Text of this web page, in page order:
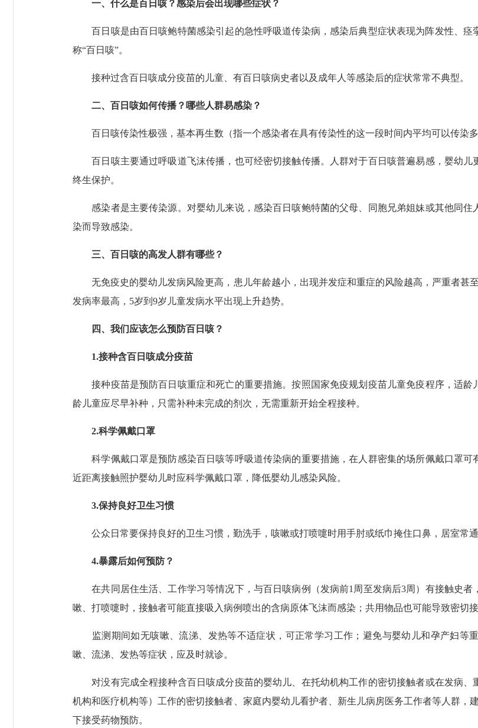
一、什么是百日咳？感染后会出现哪些症状？
百日咳是由百日咳鲍特菌感染引起的急性呼吸道传染病，感染后典型症状表现为阵发性、痉
称“百日咳”。
接种过含百日咳成分疫苗的儿童、有百日咳病史者以及成年人等感染后的症状常常不典型。
二、百日咳如何传播？哪些人群易感染？
百日咳传染性极强，基本再生数（指一个感染者在具有传染性的这一段时间内平均可以传染多
百日咳主要通过呼吸道飞沫传播，也可经密切接触传播。人群对于百日咳普遍易感，婴幼儿
终生保护。
感染者是主要传染源。对婴幼儿来说，感染百日咳鲍特菌的父母、同胞兄弟姐妹或其他同住
染而导致感染。
三、百日咳的高发人群有哪些？
无免疫史的婴幼儿发病风险更高，患儿年龄越小，出现并发症和重症的风险越高，严重者甚
发病率最高，5岁到9岁儿童发病水平出现上升趋势。
四、我们应该怎么预防百日咳？
1.接种含百日咳成分疫苗
接种疫苗是预防百日咳重症和死亡的重要措施。按照国家免疫规划疫苗儿童免疫程序，适龄
龄儿童应尽早补种，只需补种未完成的剂次，无需重新开始全程接种。
2.科学佩戴口罩
科学佩戴口罩是预防感染百日咳等呼吸道传染病的重要措施，在人群密集的场所佩戴口罩可
近距离接触照护婴幼儿时应科学佩戴口罩，降低婴幼儿感染风险。
3.保持良好卫生习惯
公众日常要保持良好的卫生习惯，勤洗手，咳嗽或打喷嚏时用手肘或纸巾掩住口鼻，居室常通
4.暴露后如何预防？
在共同居住生活、工作学习等情况下，与百日咳病例（发病前1周至发病后3周）有接触史者
嗽、打喷嚏时，接触者可能直接吸入病例喷出的含病原体飞沫而感染；共用物品也可能导致密切接
监测期间如无咳嗽、流涕、发热等不适症状，可正常学习工作；避免与婴幼儿和孕产妇等
嗽、流涕、发热等症状，应及时就诊。
对没有完成全程接种含百日咳成分疫苗的婴幼儿、在托幼机构工作的密切接触者或在发病、
机构和医疗机构等）工作的密切接触者、家庭内婴幼儿看护者、新生儿病房医务工作者等人群，
下接受药物预防。